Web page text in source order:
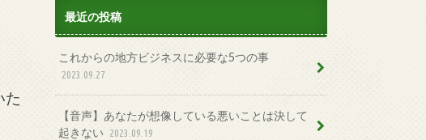
た
最近の投稿
これからの地方ビジネスに必要な5つの事
2023.09.27
【音声】あなたが想像している悪いことは決して
起きない
2023.09.19